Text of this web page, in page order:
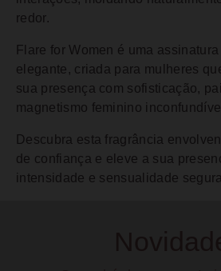
redor.
Flare for Women é uma
elegante, criada para mulheres
sua presença com sofisticação,
magnetismo feminino
Descubra esta fragrância
de confiança e eleve a sua
intensidade e sensualidade